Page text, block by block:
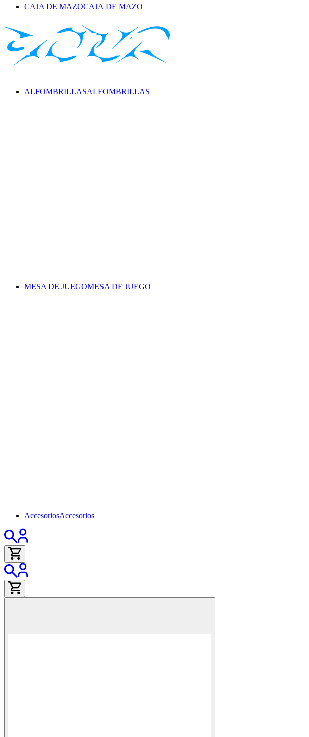
CAJA DE MAZOCAJA DE MAZO
ALFOMBRILLASALFOMBRILLAS
MESA DE JUEGOMESA DE JUEGO
AccesoriosAccesorios